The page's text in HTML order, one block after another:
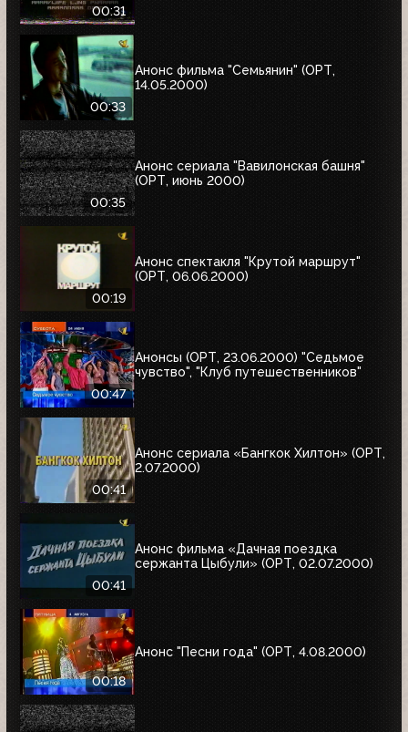
00:31
00:33
Анонс фильма "Семьянин" (ОРТ,
14.05.2000)
00:35
Анонс сериала "Вавилонская башня"
(ОРТ, июнь 2000)
00:19
Анонс спектакля "Крутой маршрут"
(ОРТ, 06.06.2000)
00:47
Анонсы (ОРТ, 23.06.2000) "Седьмое
чувство", "Клуб путешественников"
00:41
Анонс сериала «Бангкок Хилтон» (ОРТ,
2.07.2000)
00:41
Анонс фильма «Дачная поездка
сержанта Цыбули» (ОРТ, 02.07.2000)
00:18
Анонс "Песни года" (ОРТ, 4.08.2000)